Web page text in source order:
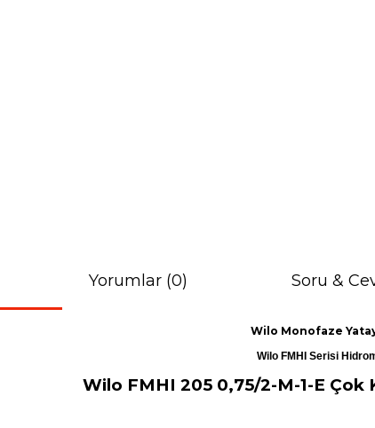
Yorumlar (0) Soru &
Wilo Monofaze
Wilo FMHI Serisi
Wilo FMHI 205 0,75/2-M-1-E